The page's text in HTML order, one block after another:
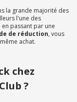
la grande majorité des
l'une des
passant par une
de réduction, vous
achat.
chez
?